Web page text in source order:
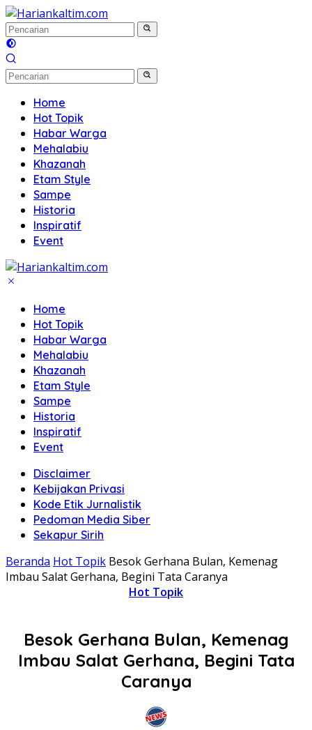
Langsung
ke
konten
Home
Hot Topik
Habar Warga
Mehalabiu
Khazanah
Etam Style
Sampe
Historia
Inspiratif
Event
Home
Hot Topik
Habar Warga
Mehalabiu
Khazanah
Etam Style
Sampe
Historia
Inspiratif
Event
Disclaimer
Kebijakan Privasi
Kode Etik Jurnalistik
Pedoman Media Siber
Sekapur Sirih
Beranda Hot Topik Besok Gerhana Bulan, Kemenag
Imbau Salat Gerhana, Begini Tata Caranya
Hot Topik
Besok Gerhana Bulan, Kemenag
Imbau Salat Gerhana, Begini Tata
Caranya